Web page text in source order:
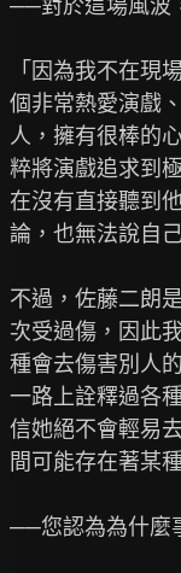
──對於這場風波
「因為我不在現
個非常熱愛演戲
人，擁有很棒的
粹將演戲追求到
在沒有直接聽到
論，也無法說自
不過，佐藤二朗
次受過傷，因此
種會去傷害別人
一路上詮釋過各
信她絕不會輕易
間可能存在著某
──您認為為什麼